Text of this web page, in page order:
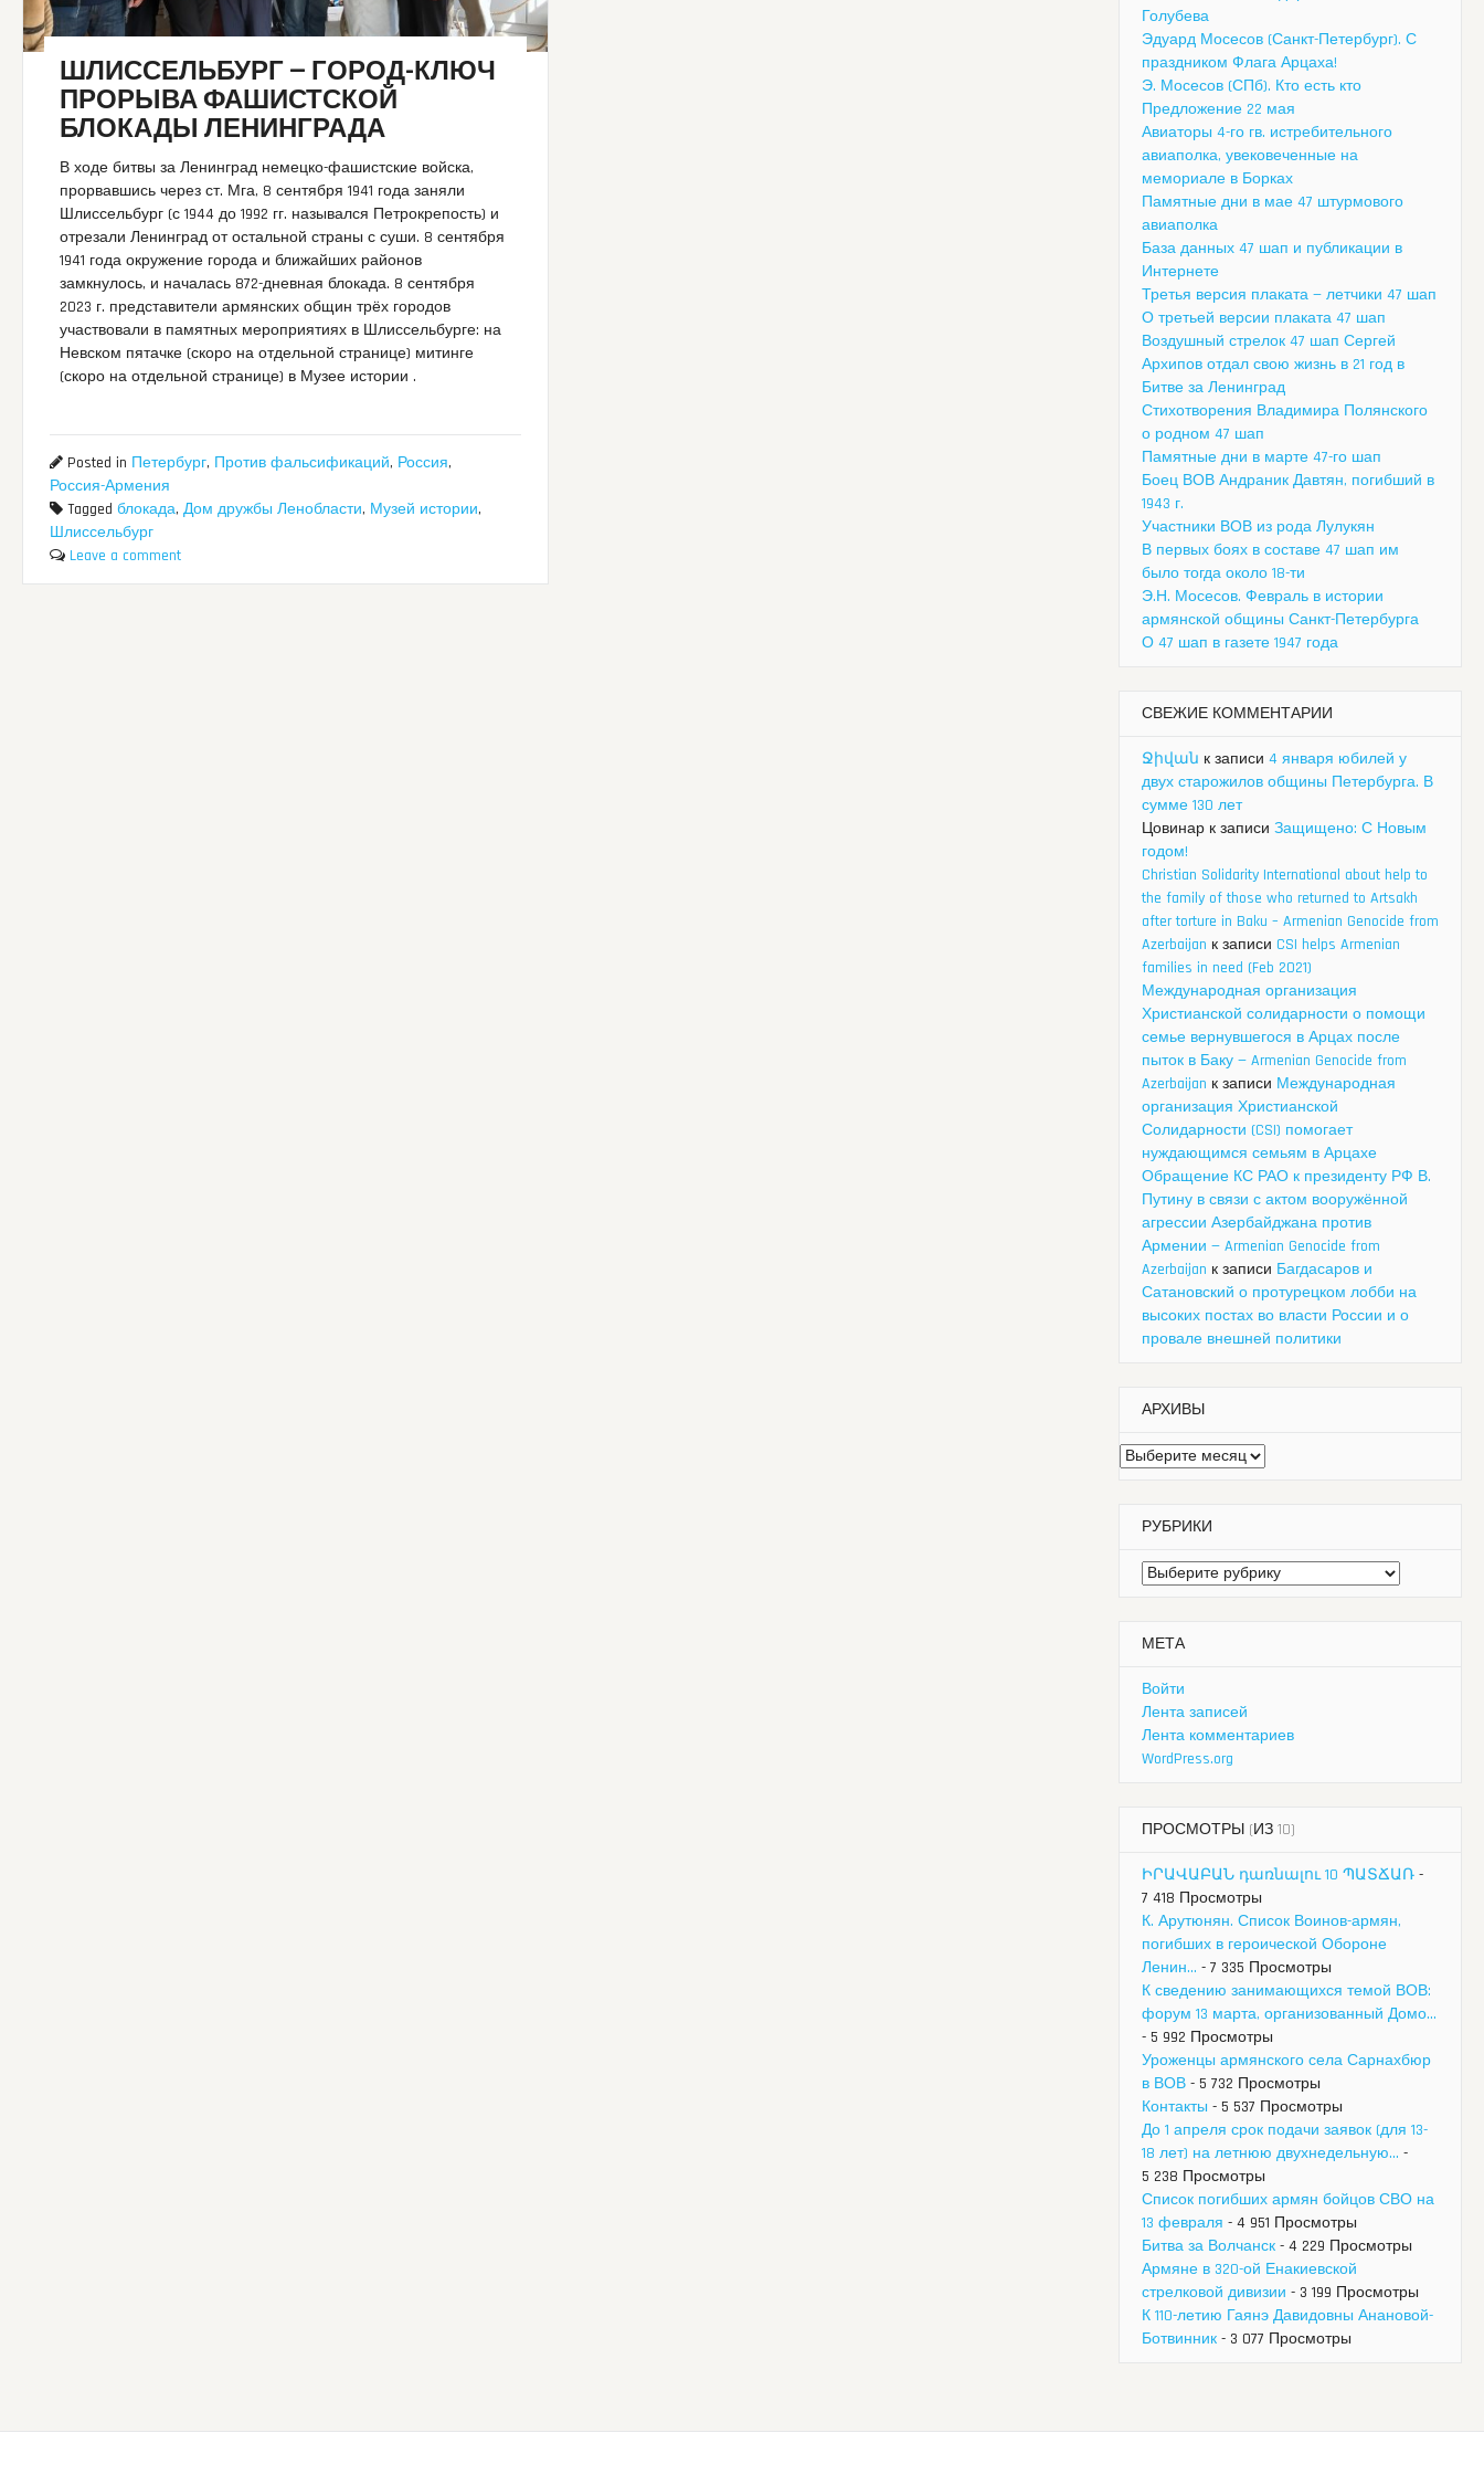
ШЛИССЕЛЬБУРГ — ГОРОД-КЛЮЧ
ПРОРЫВА ФАШИСТСКОЙ
БЛОКАДЫ ЛЕНИНГРАДА
В ходе битвы за Ленинград немецко-фашистские войска,
прорвавшись через ст. Мга, 8 сентября 1941 года заняли
Шлиссельбург (с 1944 до 1992 гг. назывался Петрокрепость) и
отрезали Ленинград от остальной страны с суши. 8 сентября
1941 года окружение города и ближайших районов
замкнулось, и началась 872-дневная блокада. 8 сентября
2023 г. представители армянских общин трёх городов
участвовали в памятных мероприятиях в Шлиссельбурге: на
Невском пятачке (скоро на отдельной странице) митинге
(скоро на отдельной странице) в Музее истории .
Posted in Петербург, Против фальсификаций, Россия,
Россия-Армения
Tagged блокада, Дом дружбы Ленобласти, Музей истории,
Шлиссельбург
Leave a comment
Голубева
Эдуард Мосесов (Санкт-Петербург). С
праздником Флага Арцаха!
Э. Мосесов (СПб). Кто есть кто
Предложение 22 мая
Авиаторы 4-го гв. истребительного
авиаполка, увековеченные на
мемориале в Борках
Памятные дни в мае 47 штурмового
авиаполка
База данных 47 шап и публикации в
Интернете
Третья версия плаката — летчики 47 шап
О третьей версии плаката 47 шап
Воздушный стрелок 47 шап Сергей
Архипов отдал свою жизнь в 21 год в
Битве за Ленинград
Стихотворения Владимира Полянского
о родном 47 шап
Памятные дни в марте 47-го шап
Боец ВОВ Андраник Давтян, погибший в
1943 г.
Участники ВОВ из рода Лулукян
В первых боях в составе 47 шап им
было тогда около 18-ти
Э.Н. Мосесов. Февраль в истории
армянской общины Санкт-Петербурга
О 47 шап в газете 1947 года
СВЕЖИЕ КОММЕНТАРИИ
Ջիվան к записи 4 января юбилей у
двух старожилов общины Петербурга. В
сумме 130 лет
Цовинар к записи Защищено: С Новым
годом!
Christian Solidarity International about help to
the family of those who returned to Artsakh
after torture in Baku – Armenian Genocide from
Azerbaijan к записи CSI helps Armenian
families in need (Feb 2021)
Международная организация
Христианской солидарности о помощи
семье вернувшегося в Арцах после
пыток в Баку — Armenian Genocide from
Azerbaijan к записи Международная
организация Христианской
Солидарности (CSI) помогает
нуждающимся семьям в Арцахе
Обращение КС РАО к президенту РФ В.
Путину в связи с актом вооружённой
агрессии Азербайджана против
Армении — Armenian Genocide from
Azerbaijan к записи Багдасаров и
Сатановский о протурецком лобби на
высоких постах во власти России и о
провале внешней политики
АРХИВЫ
Архивы
РУБРИКИ
Рубрики
МЕТА
Войти
Лента записей
Лента комментариев
WordPress.org
ПРОСМОТРЫ (ИЗ 10)
ԻՐԱՎԱԲԱՆ դառնալու 10 ՊԱՏՃԱՌ -
7 418 Просмотры
К. Арутюнян. Список Воинов-армян,
погибших в героической Обороне
Ленин... - 7 335 Просмотры
К сведению занимающихся темой ВОВ:
форум 13 марта, организованный Домо...
- 5 992 Просмотры
Уроженцы армянского села Сарнахбюр
в ВОВ - 5 732 Просмотры
Контакты - 5 537 Просмотры
До 1 апреля срок подачи заявок (для 13-
18 лет) на летнюю двухнедельную... -
5 238 Просмотры
Список погибших армян бойцов СВО на
13 февраля - 4 951 Просмотры
Битва за Волчанск - 4 229 Просмотры
Армяне в 320-ой Енакиевской
стрелковой дивизии - 3 199 Просмотры
К 110-летию Гаянэ Давидовны Анановой-
Ботвинник - 3 077 Просмотры